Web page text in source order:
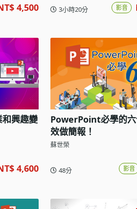
4,500 3小時20分 影音
興趣變
4,600
PowerPoint必學的
效做簡報！
蘇世榮
48分 影音